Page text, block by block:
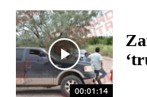
00:01:14